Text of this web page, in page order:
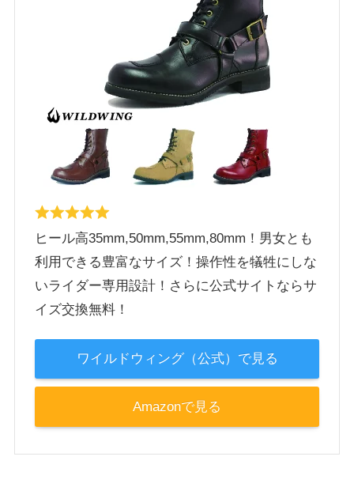
ヒール高35mm,50mm,55mm,80mm！男女とも
利用できる豊富なサイズ！操作性を犠牲にしな
いライダー専用設計！さらに公式サイトならサ
イズ交換無料！
ワイルドウィング（公式）で見る
Amazonで見る